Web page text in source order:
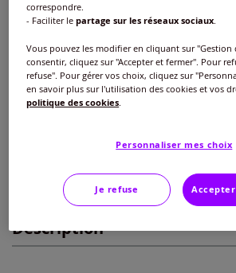
42 -En stock
40 -épuisé
42 -En stock
épuisé
48 -épuisé
20€
Caractéristiques
Description
correspondre.
- Faciliter lepartage sur les réseaux sociaux.
Vous pouvez les modifier en cliquant sur "Gestion
consentir, cliquez sur "Accepter et fermer". Pour
refuse". Pour gérer vos choix, cliquez sur
en savoir plus sur l'utilisation des cookies et vos
politique des cookies.
Personnaliser mes choix
Je refuse